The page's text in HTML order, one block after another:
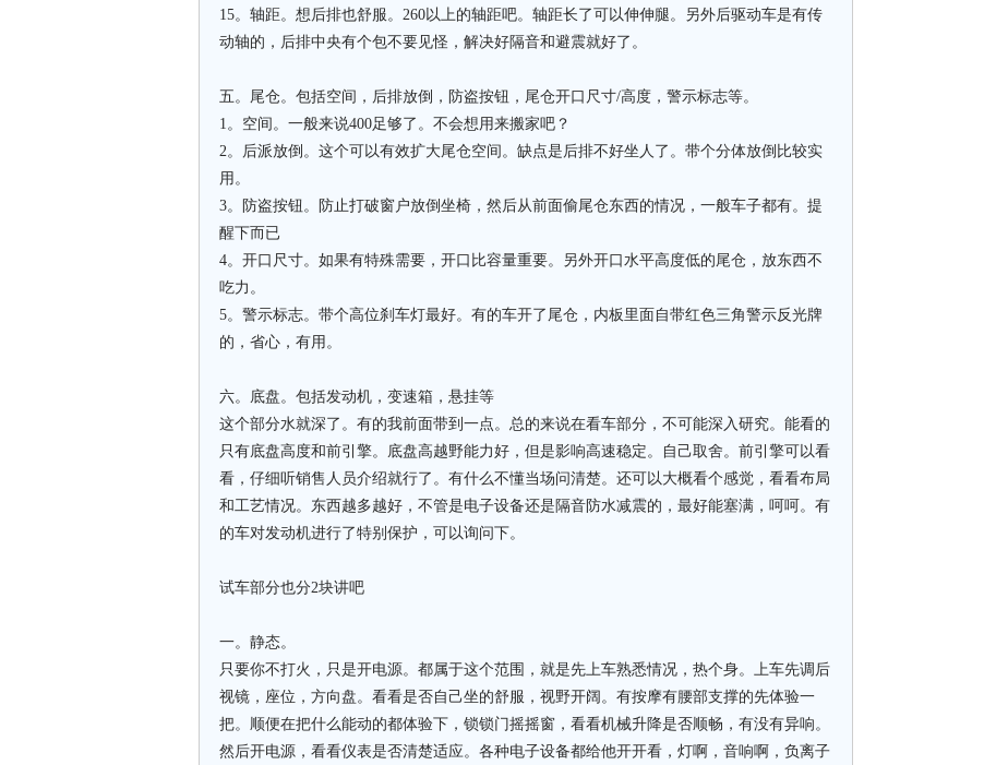
15。轴距。想后排也舒服。260以上的轴距吧。轴距长了可以伸伸腿。另外后驱动车是有传
动轴的，后排中央有个包不要见怪，解决好隔音和避震就好了。
五。尾仓。包括空间，后排放倒，防盗按钮，尾仓开口尺寸/高度，警示标志等。
1。空间。一般来说400足够了。不会想用来搬家吧？
2。后派放倒。这个可以有效扩大尾仓空间。缺点是后排不好坐人了。带个分体放倒比较实
用。
3。防盗按钮。防止打破窗户放倒坐椅，然后从前面偷尾仓东西的情况，一般车子都有。提
醒下而已
4。开口尺寸。如果有特殊需要，开口比容量重要。另外开口水平高度低的尾仓，放东西不
吃力。
5。警示标志。带个高位刹车灯最好。有的车开了尾仓，内板里面自带红色三角警示反光牌
的，省心，有用。
六。底盘。包括发动机，变速箱，悬挂等
这个部分水就深了。有的我前面带到一点。总的来说在看车部分，不可能深入研究。能看的
只有底盘高度和前引擎。底盘高越野能力好，但是影响高速稳定。自己取舍。前引擎可以看
看，仔细听销售人员介绍就行了。有什么不懂当场问清楚。还可以大概看个感觉，看看布局
和工艺情况。东西越多越好，不管是电子设备还是隔音防水减震的，最好能塞满，呵呵。有
的车对发动机进行了特别保护，可以询问下。
试车部分也分2块讲吧
一。静态。
只要你不打火，只是开电源。都属于这个范围，就是先上车熟悉情况，热个身。上车先调后
视镜，座位，方向盘。看看是否自己坐的舒服，视野开阔。有按摩有腰部支撑的先体验一
把。顺便在把什么能动的都体验下，锁锁门摇摇窗，看看机械升降是否顺畅，有没有异响。
然后开电源，看看仪表是否清楚适应。各种电子设备都给他开开看，灯啊，音响啊，负离子